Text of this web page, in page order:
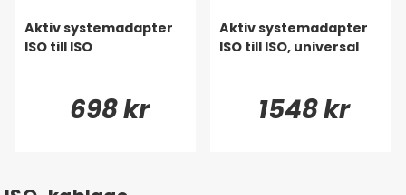
Aktiv systemadapter
ISO till ISO
698 kr
Aktiv systemadapter
ISO till ISO, universal
1548 kr